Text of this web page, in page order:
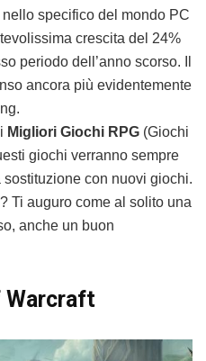
nello specifico del mondo PC
crescita del 24%
periodo dell’anno scorso. Il
ancora più evidentemente
Migliori Giochi RPG (Giochi
giochi verranno sempre
con nuovi giochi.
Ti auguro come al solito una
anche un buon
Warcraft